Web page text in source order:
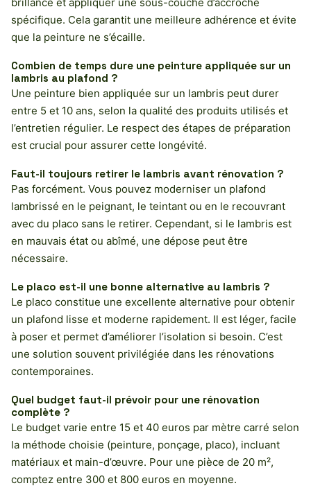
spécifique. Cela garantit une meilleure adhérence et évite
que la peinture ne s’écaille.
Combien de temps dure une peinture appliquée sur un
lambris au plafond ?
Une peinture bien appliquée sur un lambris peut durer
entre 5 et 10 ans, selon la qualité des produits utilisés et
l’entretien régulier. Le respect des étapes de préparation
est crucial pour assurer cette longévité.
Faut-il toujours retirer le lambris avant rénovation ?
Pas forcément. Vous pouvez moderniser un plafond
lambrissé en le peignant, le teintant ou en le recouvrant
avec du placo sans le retirer. Cependant, si le lambris est
en mauvais état ou abîmé, une dépose peut être
nécessaire.
Le placo est-il une bonne alternative au lambris ?
Le placo constitue une excellente alternative pour obtenir
un plafond lisse et moderne rapidement. Il est léger, facile
à poser et permet d’améliorer l’isolation si besoin. C’est
une solution souvent privilégiée dans les rénovations
contemporaines.
Quel budget faut-il prévoir pour une rénovation
complète ?
Le budget varie entre 15 et 40 euros par mètre carré selon
la méthode choisie (peinture, ponçage, placo), incluant
matériaux et main-d’œuvre. Pour une pièce de 20 m²,
comptez entre 300 et 800 euros en moyenne.